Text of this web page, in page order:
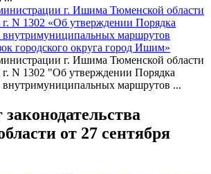
г. Ишима Тюменской области
г. N 1302 «Об утверждении Порядка
внутримуниципальных маршрутов
городского округа город Ишим»
г. Ишима Тюменской области
г. N 1302 "Об утверждении Порядка
внутримуниципальных маршрутов ...
от 27 сентября